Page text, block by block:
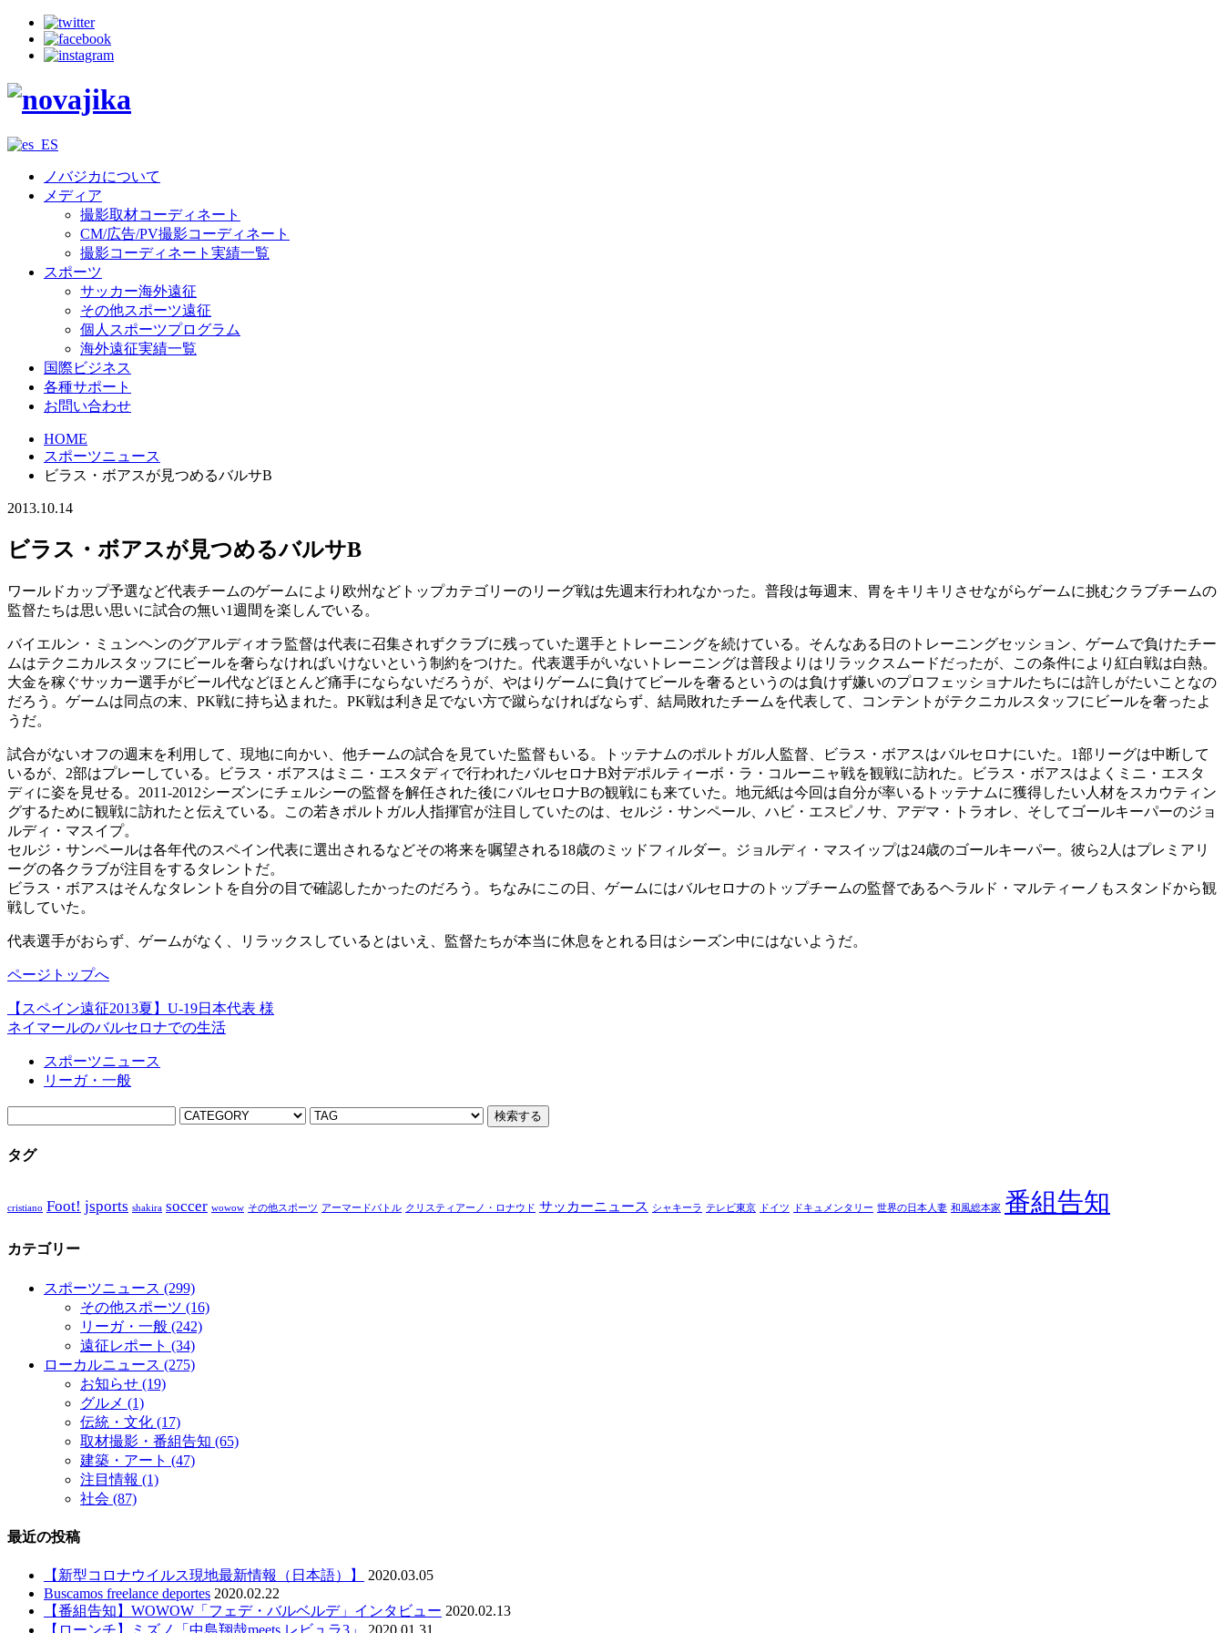
ノバジカについて
メディア
撮影取材コーディネート
CM/広告/PV撮影コーディネート
撮影コーディネート実績一覧
スポーツ
サッカー海外遠征
その他スポーツ遠征
個人スポーツプログラム
海外遠征実績一覧
国際ビジネス
各種サポート
お問い合わせ
HOME
スポーツニュース
ビラス・ボアスが見つめるバルサB
2013.10.14
ビラス・ボアスが見つめるバルサB
ワールドカップ予選など代表チームのゲームにより欧州などトップカテゴリーのリーグ戦は先週末行われなかった。普段は毎週末、胃をキリキリさせながらゲームに挑むクラブチームの
監督たちは思い思いに試合の無い1週間を楽しんでいる。
バイエルン・ミュンヘンのグアルディオラ監督は代表に召集されずクラブに残っていた選手とトレーニングを続けている。そんなある日のトレーニングセッション、ゲームで負けたチー
ムはテクニカルスタッフにビールを奢らなければいけないという制約をつけた。代表選手がいないトレーニングは普段よりはリラックスムードだったが、この条件により紅白戦は白熱。
大金を稼ぐサッカー選手がビール代などほとんど痛手にならないだろうが、やはりゲームに負けてビールを奢るというのは負けず嫌いのプロフェッショナルたちには許しがたいことなの
だろう。ゲームは同点の末、PK戦に持ち込まれた。PK戦は利き足でない方で蹴らなければならず、結局敗れたチームを代表して、コンテントがテクニカルスタッフにビールを奢ったよ
うだ。
試合がないオフの週末を利用して、現地に向かい、他チームの試合を見ていた監督もいる。トッテナムのポルトガル人監督、ビラス・ボアスはバルセロナにいた。1部リーグは中断して
いるが、2部はプレーしている。ビラス・ボアスはミニ・エスタディで行われたバルセロナB対デポルティーボ・ラ・コルーニャ戦を観戦に訪れた。ビラス・ボアスはよくミニ・エスタ
ディに姿を見せる。2011-2012シーズンにチェルシーの監督を解任された後にバルセロナBの観戦にも来ていた。地元紙は今回は自分が率いるトッテナムに獲得したい人材をスカウティン
グするために観戦に訪れたと伝えている。この若きポルトガル人指揮官が注目していたのは、セルジ・サンペール、ハビ・エスピノサ、アデマ・トラオレ、そしてゴールキーパーのジョ
ルディ・マスイプ。
セルジ・サンペールは各年代のスペイン代表に選出されるなどその将来を嘱望される18歳のミッドフィルダー。ジョルディ・マスイップは24歳のゴールキーパー。彼ら2人はプレミアリ
ーグの各クラブが注目をするタレントだ。
ビラス・ボアスはそんなタレントを自分の目で確認したかったのだろう。ちなみにこの日、ゲームにはバルセロナのトップチームの監督であるヘラルド・マルティーノもスタンドから観
戦していた。
代表選手がおらず、ゲームがなく、リラックスしているとはいえ、監督たちが本当に休息をとれる日はシーズン中にはないようだ。
ページトップへ
【スペイン遠征2013夏】U-19日本代表 様
ネイマールのバルセロナでの生活
スポーツニュース
リーガ・一般
タグ
cristiano Foot! jsports shakira soccer wowow その他スポーツ アーマードバトル クリスティアーノ・ロナウド サッカーニュース シャキーラ テレビ東京 ドイツ ドキュメンタリー 世界の日本人妻 和風総本家 番組告知
カテゴリー
スポーツニュース (299)
その他スポーツ (16)
リーガ・一般 (242)
遠征レポート (34)
ローカルニュース (275)
お知らせ (19)
グルメ (1)
伝統・文化 (17)
取材撮影・番組告知 (65)
建築・アート (47)
注目情報 (1)
社会 (87)
最近の投稿
【新型コロナウイルス現地最新情報（日本語）】
2020.03.05
Buscamos freelance deportes 2020.02.22
【番組告知】WOWOW「フェデ・バルベルデ」インタビュー 2020.02.13